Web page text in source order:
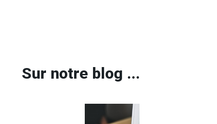
Sur notre blog ...